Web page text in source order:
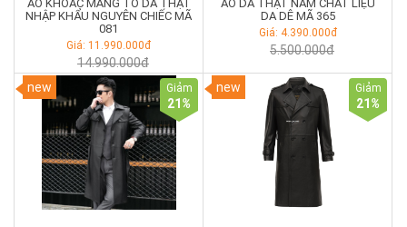
ÁO KHOÁC MĂNG TÔ DA THẬT
NHẬP KHẨU NGUYÊN CHIẾC MÃ
081
Giá: 11.990.000đ
14.990.000đ
ÁO DA THẬT NAM CHẤT LIỆU
DA DÊ MÃ 365
Giá: 4.390.000đ
5.500.000đ
new Giảm
21 %
new Giảm
21 %